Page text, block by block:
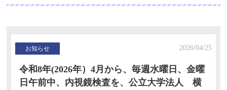
令和8年(2026年）4月から、毎週水曜日、金曜
日午前中、内視鏡検査を、公立大学法人 横
お知らせ 2026/04/25